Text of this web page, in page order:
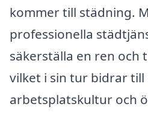
kommer till städning.
professionella
säkerställa en ren och
vilket i sin tur bidrar
arbetsplatskultur och